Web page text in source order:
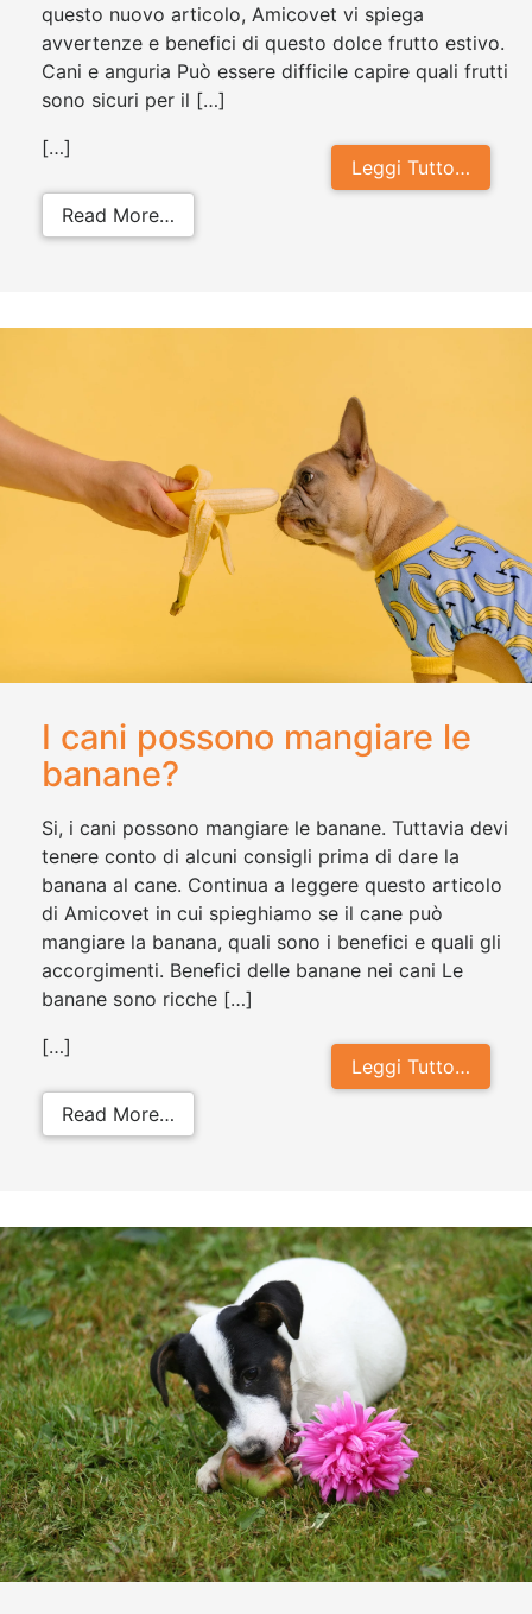
questo nuovo articolo, Amicovet vi spiega
avvertenze e benefici di questo dolce frutto estivo.
Cani e anguria Può essere difficile capire quali frutti
sono sicuri per il […]
Leggi Tutto…
[…]
Read More…
I cani possono mangiare le
banane?
Si, i cani possono mangiare le banane. Tuttavia devi
tenere conto di alcuni consigli prima di dare la
banana al cane. Continua a leggere questo articolo
di Amicovet in cui spieghiamo se il cane può
mangiare la banana, quali sono i benefici e quali gli
accorgimenti. Benefici delle banane nei cani Le
banane sono ricche […]
Leggi Tutto…
[…]
Read More…